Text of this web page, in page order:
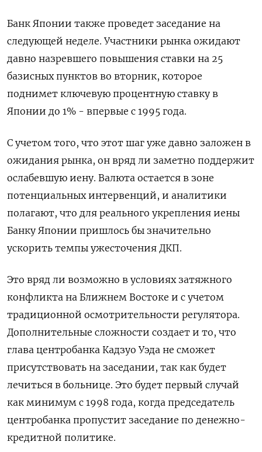
Банк Японии также проведет заседание на
следующей неделе. Участники рынка ожидают
давно назревшего повышения ставки на 25
базисных ‌пунктов во вторник, которое
поднимет ключевую процентную ставку в
Японии до 1% - впервые с 1995 года.
С учетом того, что этот шаг уже давно заложен в
ожидания рынка, он вряд ли заметно поддержит
ослабевшую иену. Валюта остается в зоне
потенциальных интервенций, и аналитики
полагают, что для реального укрепления иены
Банку Японии пришлось бы значительно
ускорить темпы ужесточения ​ДКП.
Это вряд ли возможно в условиях затяжного
конфликта ​на Ближнем Востоке и с учетом
традиционной осмотрительности регулятора.
Дополнительные ‌сложности создает и то, что
глава центробанка Кадзуо Уэда не сможет
присутствовать на заседании, так как будет
лечиться в больнице. Это будет первый случай
как минимум с 1998 года, когда председатель
центробанка ​пропустит заседание по денежно-
кредитной политике.